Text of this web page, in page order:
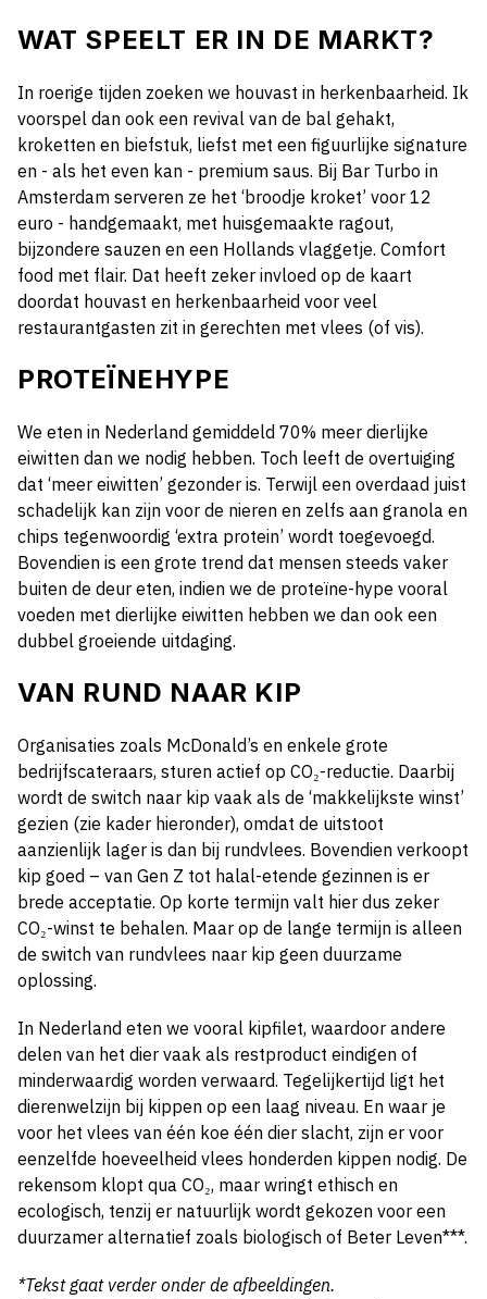
WAT SPEELT ER IN DE MARKT?
In roerige tijden zoeken we houvast in herkenbaarheid. Ik
voorspel dan ook een revival van de bal gehakt,
kroketten en biefstuk, liefst met een figuurlijke signature
en - als het even kan - premium saus. Bij Bar Turbo in
Amsterdam serveren ze het ‘broodje kroket’ voor 12
euro - handgemaakt, met huisgemaakte ragout,
bijzondere sauzen en een Hollands vlaggetje. Comfort
food met flair. Dat heeft zeker invloed op de kaart
doordat houvast en herkenbaarheid voor veel
restaurantgasten zit in gerechten met vlees (of vis).
PROTEÏNEHYPE
We eten in Nederland gemiddeld 70% meer dierlijke
eiwitten dan we nodig hebben. Toch leeft de overtuiging
dat ‘meer eiwitten’ gezonder is. Terwijl een overdaad juist
schadelijk kan zijn voor de nieren en zelfs aan granola en
chips tegenwoordig ‘extra protein’ wordt toegevoegd.
Bovendien is een grote trend dat mensen steeds vaker
buiten de deur eten, indien we de proteïne-hype vooral
voeden met dierlijke eiwitten hebben we dan ook een
dubbel groeiende uitdaging.
VAN RUND NAAR KIP
Organisaties zoals McDonald’s en enkele grote
bedrijfscateraars, sturen actief op CO₂-reductie. Daarbij
wordt de switch naar kip vaak als de ‘makkelijkste winst’
gezien (zie kader hieronder), omdat de uitstoot
aanzienlijk lager is dan bij rundvlees. Bovendien verkoopt
kip goed – van Gen Z tot halal-etende gezinnen is er
brede acceptatie. Op korte termijn valt hier dus zeker
CO₂-winst te behalen. Maar op de lange termijn is alleen
de switch van rundvlees naar kip geen duurzame
oplossing.
In Nederland eten we vooral kipfilet, waardoor andere
delen van het dier vaak als restproduct eindigen of
minderwaardig worden verwaard. Tegelijkertijd ligt het
dierenwelzijn bij kippen op een laag niveau. En waar je
voor het vlees van één koe één dier slacht, zijn er voor
eenzelfde hoeveelheid vlees honderden kippen nodig. De
rekensom klopt qua CO₂, maar wringt ethisch en
ecologisch, tenzij er natuurlijk wordt gekozen voor een
duurzamer alternatief zoals biologisch of Beter Leven***.
*Tekst gaat verder onder de afbeeldingen.